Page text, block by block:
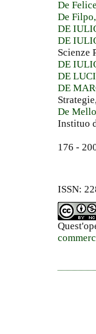
De
De
DE
DE
Scienze
DE
DE
DE
De
Instituo
176 -
ISSN: